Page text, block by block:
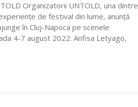
Organizatorii UNTOLD, una dintre
de festival din lume, anunță
în Cluj-Napoca pe scenele
4-7 august 2022. Anfisa Letyago,